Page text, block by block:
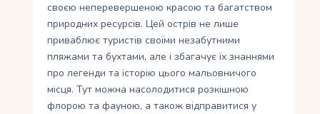
своєю неперевершеною красою та багатством
природних ресурсів. Цей острів не лише
приваблює туристів своїми незабутними
пляжами та бухтами, але і збагачує їх знаннями
про легенди та історію цього мальовничого
місця. Тут можна насолодитися розкішною
флорою та фауною, а також відправитися у